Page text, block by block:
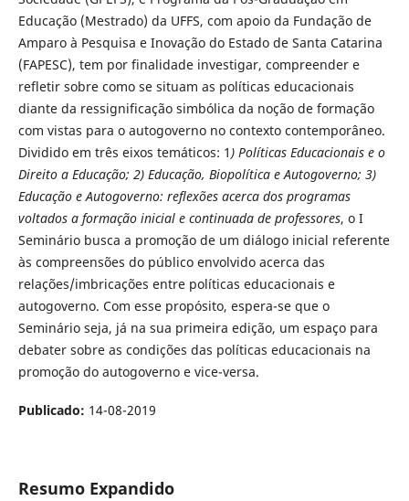
Educação (Mestrado) da UFFS, com apoio da Fundação de
Amparo à Pesquisa e Inovação do Estado de Santa Catarina
(FAPESC), tem por finalidade investigar, compreender e
refletir sobre como se situam as políticas educacionais
diante da ressignificação simbólica da noção de formação
com vistas para o autogoverno no contexto contemporâneo.
Dividido em três eixos temáticos: 1) Políticas Educacionais e o
Direito a Educação; 2) Educação, Biopolítica e Autogoverno; 3)
Educação e Autogoverno: reflexões acerca dos programas
voltados a formação inicial e continuada de professores, o I
Seminário busca a promoção de um diálogo inicial referente
às compreensões do público envolvido acerca das
relações/imbricações entre políticas educacionais e
autogoverno. Com esse propósito, espera-se que o
Seminário seja, já na sua primeira edição, um espaço para
debater sobre as condições das políticas educacionais na
promoção do autogoverno e vice-versa.
Publicado: 14-08-2019
Resumo Expandido